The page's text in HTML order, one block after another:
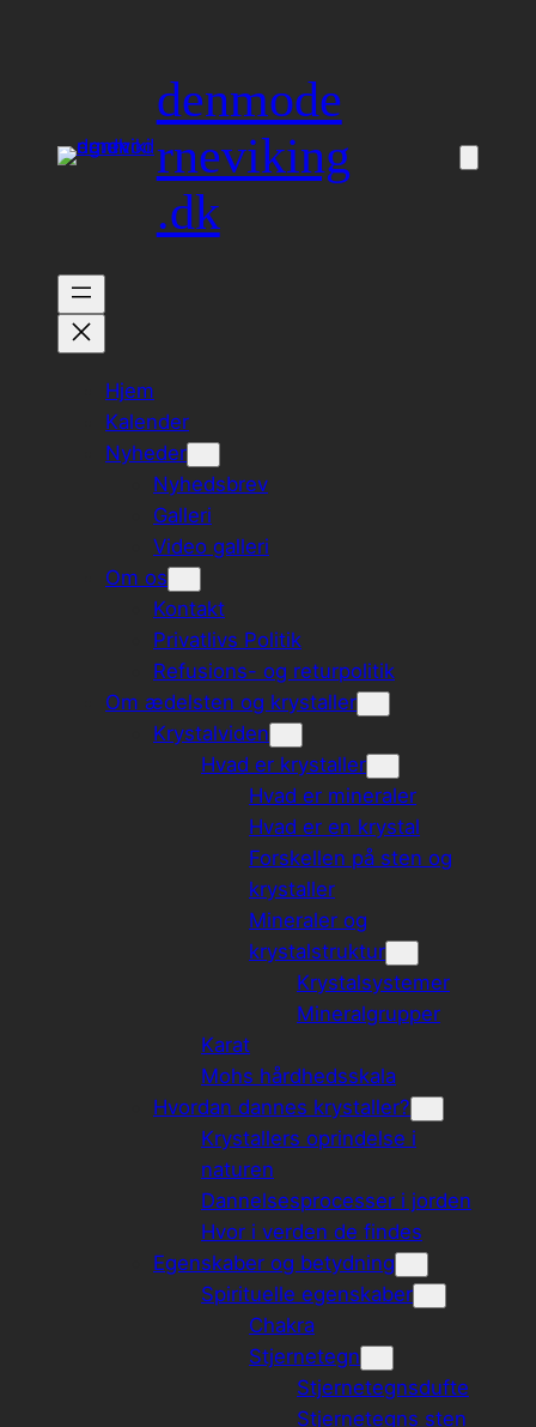
denmode
rneviking
.dk
Hjem
Kalender
Nyheder
Nyhedsbrev
Galleri
Video galleri
Om os
Kontakt
Privatlivs Politik
Refusions- og returpolitik
Om ædelsten og krystaller
Krystalviden
Hvad er krystaller
Hvad er mineraler
Hvad er en krystal
Forskellen på sten og
krystaller
Mineraler og
krystalstruktur
Krystalsystemer
Mineralgrupper
Karat
Mohs hårdhedsskala
Hvordan dannes krystaller?
Krystallers oprindelse i
naturen
Dannelsesprocesser i jorden
Hvor i verden de findes
Egenskaber og betydning
Spirituelle egenskaber
Chakra
Stjernetegn
Stjernetegnsdufte
Stjernetegns sten